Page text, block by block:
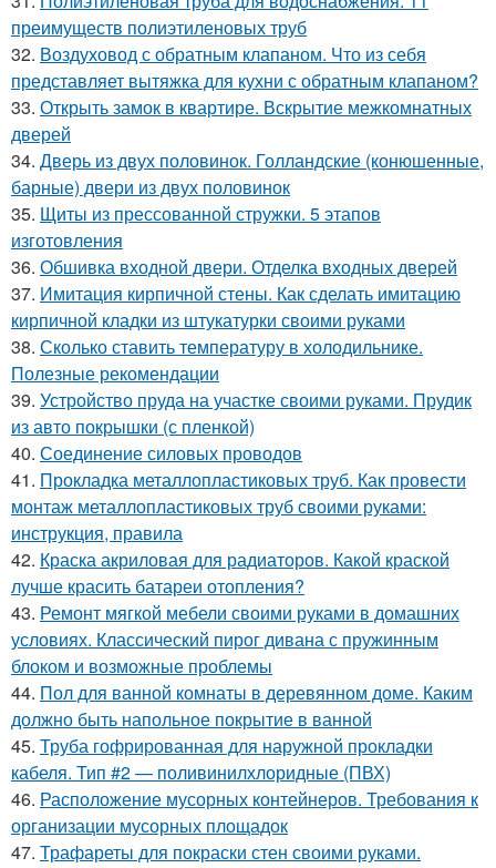
преимуществ полиэтиленовых труб
32. Воздуховод с обратным клапаном. Что из себя
представляет вытяжка для кухни с обратным клапаном?
33. Открыть замок в квартире. Вскрытие межкомнатных
дверей
34. Дверь из двух половинок. Голландские (конюшенные,
барные) двери из двух половинок
35. Щиты из прессованной стружки. 5 этапов
изготовления
36. Обшивка входной двери. Отделка входных дверей
37. Имитация кирпичной стены. Как сделать имитацию
кирпичной кладки из штукатурки своими руками
38. Сколько ставить температуру в холодильнике.
Полезные рекомендации
39. Устройство пруда на участке своими руками. Прудик
из авто покрышки (с пленкой)
40. Соединение силовых проводов
41. Прокладка металлопластиковых труб. Как провести
монтаж металлопластиковых труб своими руками:
инструкция, правила
42. Краска акриловая для радиаторов. Какой краской
лучше красить батареи отопления?
43. Ремонт мягкой мебели своими руками в домашних
условиях. Классический пирог дивана с пружинным
блоком и возможные проблемы
44. Пол для ванной комнаты в деревянном доме. Каким
должно быть напольное покрытие в ванной
45. Труба гофрированная для наружной прокладки
кабеля. Тип #2 — поливинилхлоридные (ПВХ)
46. Расположение мусорных контейнеров. Требования к
организации мусорных площадок
47. Трафареты для покраски стен своими руками.